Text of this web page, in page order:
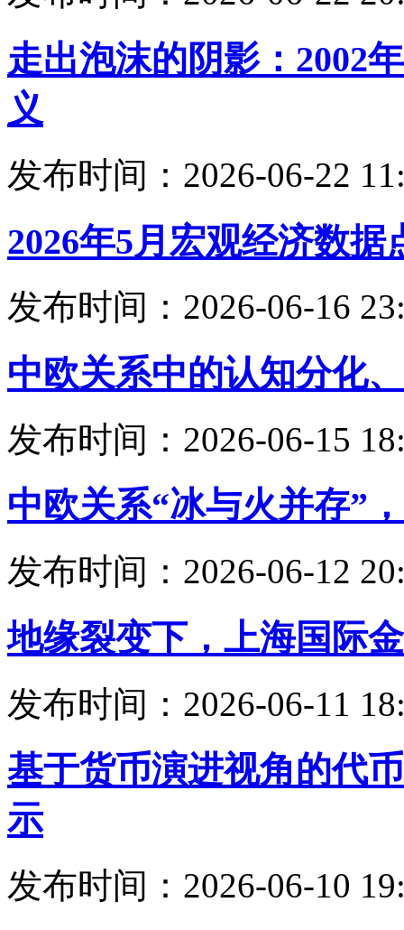
走出泡沫的阴影：2002
义
发布时间：2026-06-22
2026年5月宏观经济数据
发布时间：2026-06-16
中欧关系中的认知分化
发布时间：2026-06-15
中欧关系“冰与火并存”
发布时间：2026-06-12
地缘裂变下，上海国际
发布时间：2026-06-11
基于货币演进视角的代
示
发布时间：2026-06-10